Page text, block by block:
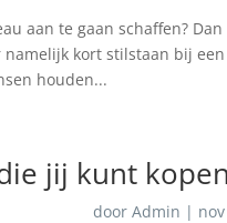
aan te gaan schaffen?
kort stilstaan bij
houden...
jij kunt
doorAdmin |